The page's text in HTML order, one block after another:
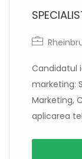
Candidatul
marketing:
Marketing,
aplicarea